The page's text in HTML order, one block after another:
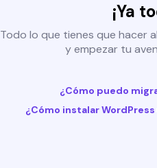
¡Ya
Todo lo que tienes que hacer
y empezar tu
¿Cómo puedo
¿Cómo instalar